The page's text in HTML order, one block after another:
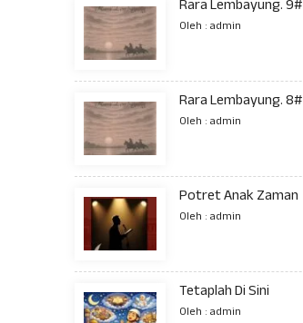
Rara Lembayung. 9#
Oleh : admin
Rara Lembayung. 8#
Oleh : admin
Potret Anak Zaman
Oleh : admin
Tetaplah Di Sini
Oleh : admin